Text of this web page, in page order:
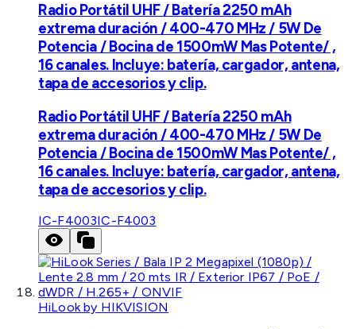
Radio Portátil UHF / Batería 2250 mAh
extrema duración / 400-470 MHz / 5W De
Potencia / Bocina de 1500mW Mas Potente/ ,
16 canales. Incluye: batería, cargador, antena,
tapa de accesorios y clip.
Radio Portátil UHF / Batería 2250 mAh
extrema duración / 400-470 MHz / 5W De
Potencia / Bocina de 1500mW Mas Potente/ ,
16 canales. Incluye: batería, cargador, antena,
tapa de accesorios y clip.
IC-F4003IC-F4003
HiLook by HIKVISION